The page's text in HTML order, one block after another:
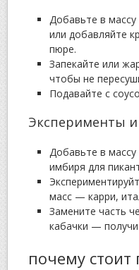
Добавьте в
или добавляйте
пюре.
Запекайте или
чтобы не
Подавайте с
Эксперименты
Добавьте в
имбиря для
масс — карри,
Замените часть
кабачки —
почему стоит